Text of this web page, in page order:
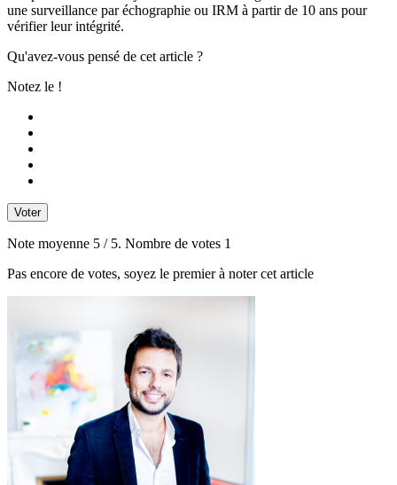
une surveillance par échographie ou IRM à partir de 10 ans pour
vérifier leur intégrité.
Qu'avez-vous pensé de cet article ?
Notez le !
Voter
Note moyenne 5 / 5. Nombre de votes 1
Pas encore de votes, soyez le premier à noter cet article